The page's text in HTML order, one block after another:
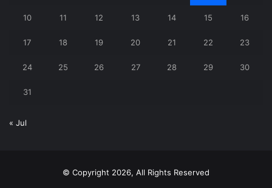
10 11 12 13 14 15 16
17 18 19 20 21 22 23
24 25 26 27 28 29 30
31
« Jul
© Copyright 2026, All Rights Reserved